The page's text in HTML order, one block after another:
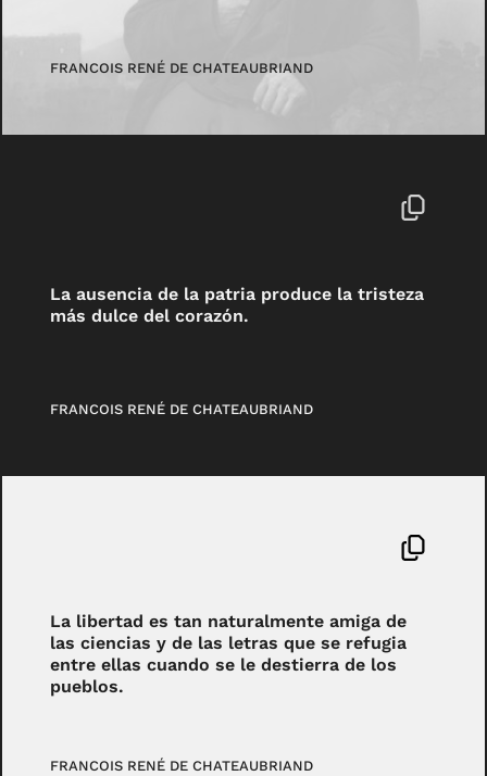
FRANCOIS RENÉ DE CHATEAUBRIAND
La ausencia de la patria produce la tristeza
más dulce del corazón.
FRANCOIS RENÉ DE CHATEAUBRIAND
La libertad es tan naturalmente amiga de
las ciencias y de las letras que se refugia
entre ellas cuando se le destierra de los
pueblos.
FRANCOIS RENÉ DE CHATEAUBRIAND